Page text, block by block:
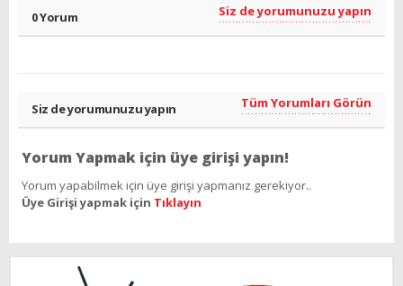
0 Yorum Siz de yorumunuzu yapın
Siz de yorumunuzu yapın Tüm Yorumları Görün
Yorum Yapmak için üye girişi yapın!
Yorum yapabilmek için üye girişi yapmanız gerekiyor..
Üye Girişi yapmak için Tıklayın